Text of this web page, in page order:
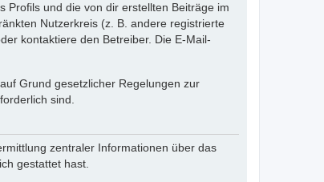
Profils und die von dir erstellten Beiträge im
Nutzerkreis (z. B. andere registrierte
kontaktiere den Betreiber. Die E-Mail-
Grund gesetzlicher Regelungen zur
sind.
zentraler Informationen über das
gestattet hast.